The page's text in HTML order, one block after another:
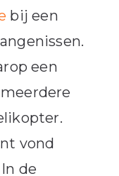
bij een
een
vond
In de